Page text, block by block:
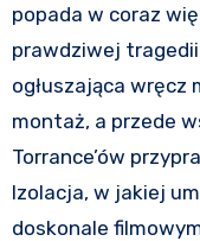
popada w coraz
prawdziwej
ogłuszająca wręcz
montaż, a przede
Torrance’ów
Izolacja, w jakiej
doskonale